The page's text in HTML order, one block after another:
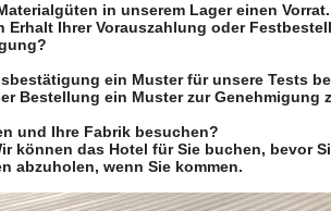
in unserem Lager einen
Erhalt Ihrer Vorauszahlung oder
ein Muster für unsere Tests
Bestellung ein Muster zur
und Ihre Fabrik besuchen?
können das Hotel für Sie buchen, bevor
abzuholen, wenn Sie kommen.